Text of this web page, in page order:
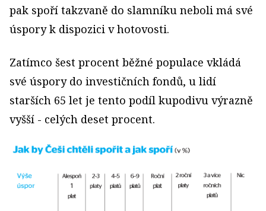
pak spoří takzvaně do slamníku neboli má své
úspory k dispozici v hotovosti.
Zatímco šest procent běžné populace vkládá
své úspory do investičních fondů, u lidí
starších 65 let je tento podíl kupodivu výrazně
vyšší - celých deset procent.